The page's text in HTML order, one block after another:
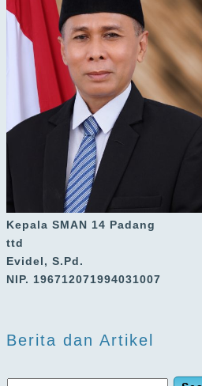
Kepala SMAN 14 Padang
ttd
Evidel, S.Pd.
NIP. 196712071994031007
Berita dan Artikel